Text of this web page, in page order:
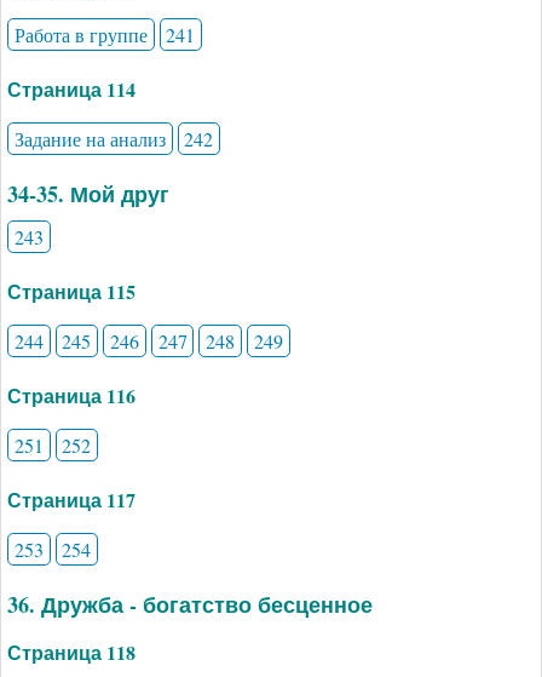
Работа в группе 241
Страница 114
Задание на анализ 242
34-35. Мой друг
243
Страница 115
244 245 246 247 248 249
Страница 116
251 252
Страница 117
253 254
36. Дружба - богатство бесценное
Страница 118